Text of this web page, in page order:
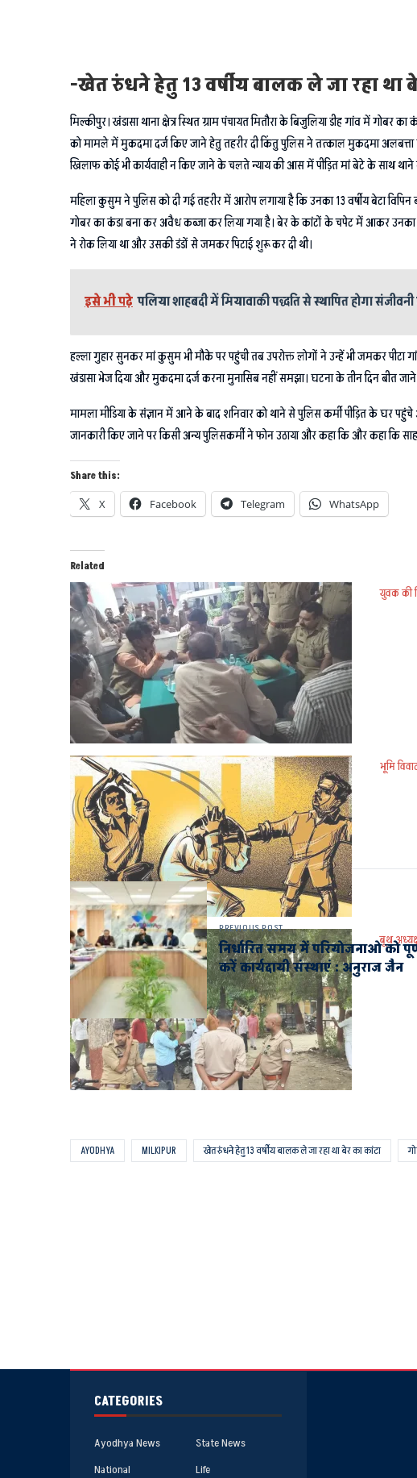
-खेत रुंधने हेतु 13 वर्षीय बालक ले जा रहा
मिल्कीपुर। खंडासा थाना क्षेत्र स्थित ग्राम पंचायत मितौरा के बिजुलिया डीह गांव में गोबर
को मामले में मुकदमा दर्ज किए जाने हेतु तहरीर दी किंतु पुलिस ने तत्काल मुकदमा अलबत्ता
खिलाफ कोई भी कार्यवाही न किए जाने के चलते न्याय की आस में पीड़ित मां बेटे के साथ थाने
महिला कुसुम ने पुलिस को दी गई तहरीर में आरोप लगाया है कि उनका 13 वर्षीय बेटा
गोबर का कंडा बना कर अवैध कब्जा कर लिया गया है। बेर के कांटों के चपेट में आकर उनका
ने रोक लिया था और उसकी डंडों से जमकर पिटाई शुरू कर दी थी।
इसे भी पढ़े पलिया शाहबदी में मियावाकी पद्धति से स्थापित होगा
हल्ला गुहार सुनकर मां कुसुम भी मौके पर पहुंची तब उपरोक्त लोगों ने उन्हें भी जमकर
खंडासा भेज दिया और मुकदमा दर्ज करना मुनासिब नहीं समझा। घटना के तीन दिन बीत
मामला मीडिया के संज्ञान में आने के बाद शनिवार को थाने से पुलिस कर्मी पीड़ित के घर
जानकारी किए जाने पर किसी अन्य पुलिसकर्मी ने फोन उठाया और कहा कि और कहा कि
Share this:
X Facebook Telegram WhatsApp
Related
युवक की
भूमि
बूथ
AYODHYA MILKIPUR खेत रुंधने हेतु 13 वर्षीय बालक ले जा रहा था बेर का कांटा
PREVIOUS POST
निर्धारित समय में परियोजनाओ को
करें कार्यदायी संस्थाएं : अनुराज जैन
CATEGORIES
Ayodhya News
State News
National
Life